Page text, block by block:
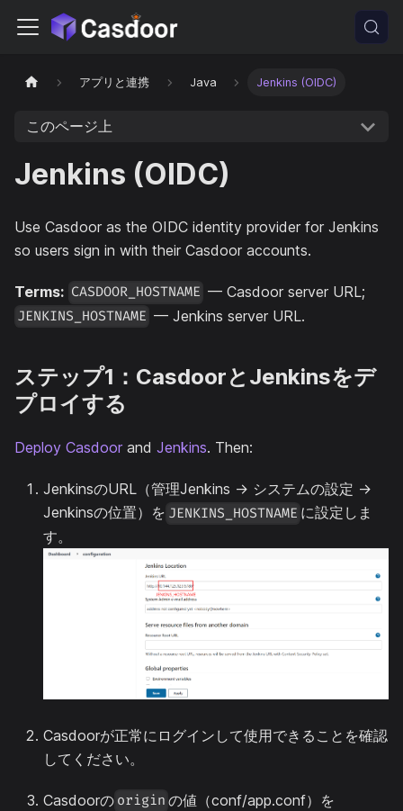
アプリと連携 Java Jenkins (OIDC)
このページ上
Jenkins (OIDC)
Use Casdoor as the OIDC identity provider for Jenkins
so users sign in with their Casdoor accounts.
Terms: CASDOOR_HOSTNAME — Casdoor server URL;
JENKINS_HOSTNAME — Jenkins server URL.
ステップ1：CasdoorとJenkinsをデ
プロイする
Deploy Casdoor and Jenkins. Then:
JenkinsのURL（管理Jenkins -> システムの設定 ->
Jenkinsの位置）を JENKINS_HOSTNAME に設定しま
す。
Casdoorが正常にログインして使用できることを確認
してください。
Casdoorの origin の値（conf/app.conf）を